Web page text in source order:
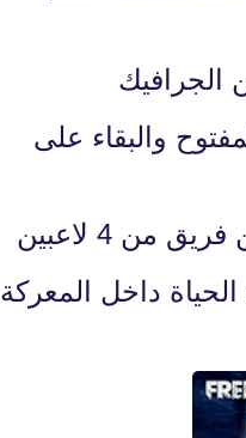
والبقاء على
داخل المعركة